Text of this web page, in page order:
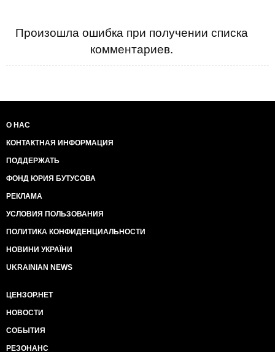
Произошла ошибка при получении списка
комментариев.
О НАС
КОНТАКТНАЯ ИНФОРМАЦИЯ
ПОДДЕРЖАТЬ
ФОНД ЮРИЯ БУТУСОВА
РЕКЛАМА
УСЛОВИЯ ПОЛЬЗОВАНИЯ
ПОЛИТИКА КОНФИДЕНЦИАЛЬНОСТИ
НОВИНИ УКРАЇНИ
UKRAINIAN NEWS
ЦЕНЗОР.НЕТ
НОВОСТИ
СОБЫТИЯ
РЕЗОНАНС